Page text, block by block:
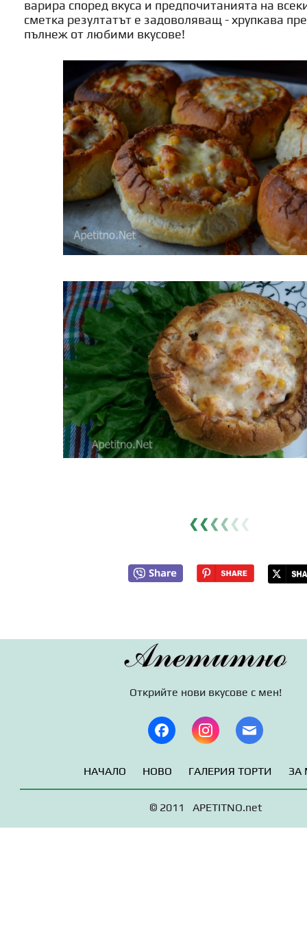
варира според вкуса и предпочитанията на
сметка резултатът е задоволяващ - хрупкава
пълнеж от любими вкусове!
❮❮❮ ❮ ❮ ❮
Апетитно
Открийте нови вкусове с мен!
НАЧАЛО НОВО ГАЛЕРИЯ ТОРТИ ЗА
© 2011 APETITNO.net